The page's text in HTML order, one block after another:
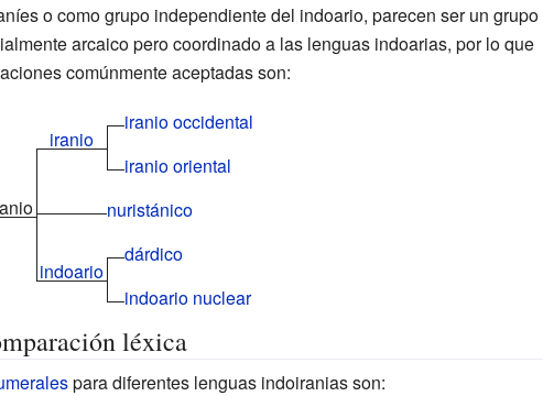
o como grupo independiente del indoario, parecen ser un grupo
arcaico pero coordinado a las lenguas indoarias, por lo que
comúnmente aceptadas son:
iranio
iranio occidental
iranio oriental
nuristánico
indoario
dárdico
indoario nuclear
léxica
para diferentes lenguas indoiranias son: